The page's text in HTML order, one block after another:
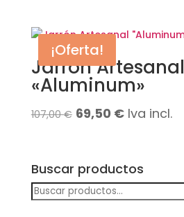
original
era:
84,90 €.
actual
69,50 €.
¡Oferta!
Jarrón Artesanal
«Aluminum»
107,00€ El
era:
107,00 €.
69,50 €El
es:
69,50 €.
Iva incl.
Buscar productos
Buscar
por: